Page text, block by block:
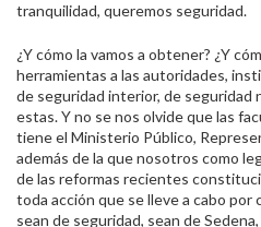
tranquilidad, queremos seguridad.
¿Y cómo la vamos a obtener? ¿Y
herramientas a las autoridades,
de seguridad interior, de seguridad
estas. Y no se nos olvide que las
tiene el Ministerio Público,
además de la que nosotros como
de las reformas recientes
toda acción que se lleve a cabo por
sean de seguridad, sean de